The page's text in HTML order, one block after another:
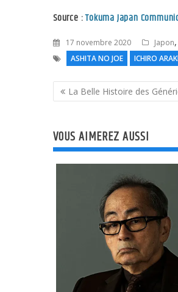
Source :Tokuma Japan
17 novembre 2020 Japon,
ASHITA NO JOE
ICHIRO
Navigation
de
La Belle Histoire des
VOUS AIMEREZ AUSSI